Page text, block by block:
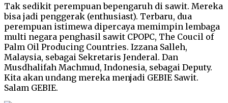
Tak sedikit perempuan bepengaruh di sawit. Mereka
bisa jadi penggerak (enthusiast). Terbaru, dua
perempuan istimewa dipercaya memimpin lembaga
multi negara penghasil sawit CPOPC, The Coucil of
Palm Oil Producing Countries. Izzana Salleh,
Malaysia, sebagai Sekretaris Jenderal. Dan
Musdhalifah Machmud, Indonesia, sebagai Deputy.
Kita akan undang mereka menjadi GEBIE Sawit.
Salam GEBIE.